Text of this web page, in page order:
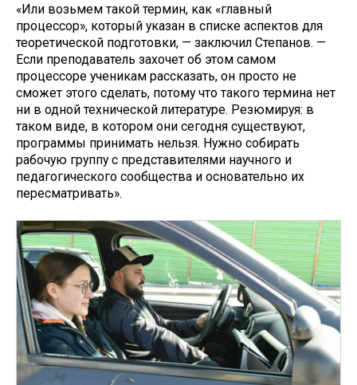
«Или возьмем такой термин, как «главный
процессор», который указан в списке аспектов для
теоретической подготовки, — заключил Степанов. —
Если преподаватель захочет об этом самом
процессоре ученикам рассказать, он просто не
сможет этого сделать, потому что такого термина нет
ни в одной технической литературе. Резюмируя: в
таком виде, в котором они сегодня существуют,
программы принимать нельзя. Нужно собирать
рабочую группу с представителями научного и
педагогического сообщества и основательно их
пересматривать».